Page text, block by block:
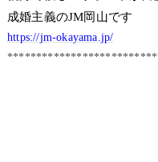
成婚主義のJM岡山です
https://jm-okayama.jp/